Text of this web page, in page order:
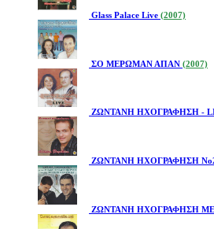
Glass Palace Live (2007)
ΣΟ ΜΕΡΩΜΑΝ ΑΠΑΝ (2007)
ΖΩΝΤΑΝΗ ΗΧΟΓΡΑΦΗΣΗ -
ΖΩΝΤΑΝΗ ΗΧΟΓΡΑΦΗΣΗ
ΖΩΝΤΑΝΗ ΗΧΟΓΡΑΦΗΣΗ